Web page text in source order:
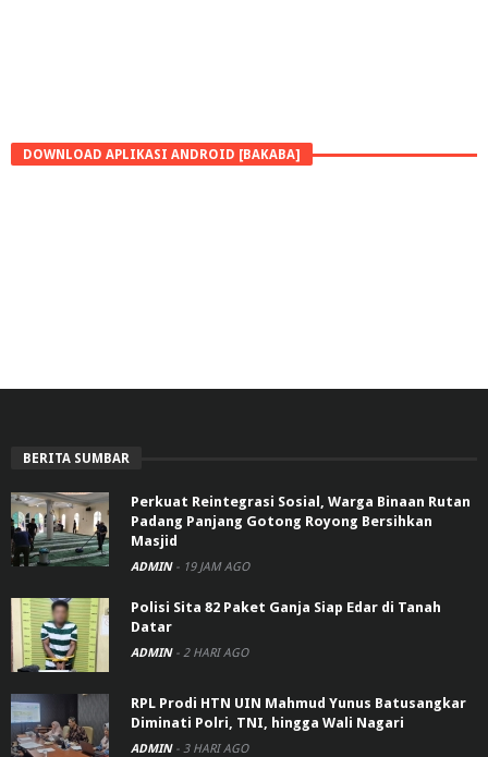
DOWNLOAD APLIKASI ANDROID [BAKABA]
BERITA SUMBAR
Perkuat Reintegrasi Sosial, Warga Binaan Rutan
Padang Panjang Gotong Royong Bersihkan
Masjid
ADMIN - 19 JAM AGO
Polisi Sita 82 Paket Ganja Siap Edar di Tanah
Datar
ADMIN - 2 HARI AGO
RPL Prodi HTN UIN Mahmud Yunus Batusangkar
Diminati Polri, TNI, hingga Wali Nagari
ADMIN - 3 HARI AGO